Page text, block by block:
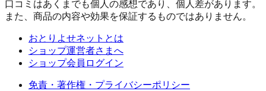
口コミはあくまでも個人の感想であり、個人差があります。
また、商品の内容や効果を保証するものではありません。
おとりよせネットとは
ショップ運営者さまへ
ショップ会員ログイン
免責・著作権・プライバシーポリシー